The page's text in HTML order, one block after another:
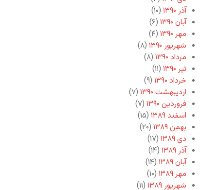
آذر ۱۳۹۰
(۱۰)
آبان ۱۳۹۰
(۶)
مهر ۱۳۹۰
(۴)
شهریور ۱۳۹۰
(۸)
مرداد ۱۳۹۰
(۸)
تیر ۱۳۹۰
(۱۱)
خرداد ۱۳۹۰
(۹)
اردیبهشت ۱۳۹۰
(۷)
فروردین ۱۳۹۰
(۷)
اسفند ۱۳۸۹
(۱۵)
بهمن ۱۳۸۹
(۲۰)
دی ۱۳۸۹
(۱۷)
آذر ۱۳۸۹
(۱۴)
آبان ۱۳۸۹
(۱۴)
مهر ۱۳۸۹
(۱۰)
شهریور ۱۳۸۹
(۱۱)